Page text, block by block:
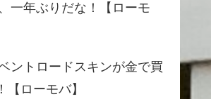
一年ぶりだな！【ローモ
ントロードスキンが金で買
【ローモバ】